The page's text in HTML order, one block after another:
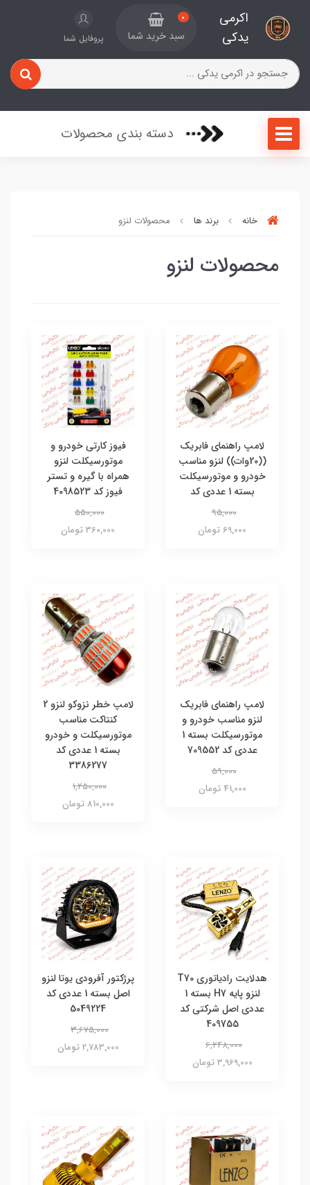
اکرمی
یدکی
0
سبد خرید شما پروفایل شما
دسته بندی محصولات
خانه برند ها محصولات لنزو
محصولات لنزو
لامپ راهنمای فابریک
((20وات)) لنزو مناسب
خودرو و موتورسیکلت
بسته 1 عددی کد
95,000
69,000 تومان
فیوز کارتی خودرو و
موتورسیکلت لنزو
همراه با گیره و تستر
فیوز کد 4098523
550,000
360,000 تومان
لامپ راهنمای فابریک
لنزو مناسب خودرو و
موتورسیکلت بسته 1
عددی کد 709552
59,000
41,000 تومان
لامپ خطر نزوکو لنزو 2
کنتاکت مناسب
موتورسیکلت و خودرو
بسته 1 عددی کد
3386277
1,250,000
810,000 تومان
هدلایت رادیاتوری T70
لنزو پایه H7 بسته 1
عددی اصل شرکتی کد
409755
6,248,000
3,969,000 تومان
پرژکتور آفرودی یوتا لنزو
اصل بسته 1 عددی کد
5049224
3,675,000
2,783,000 تومان